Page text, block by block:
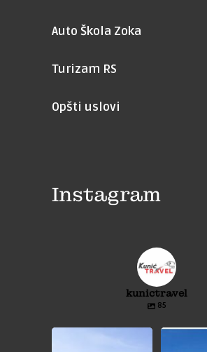
Auto Škola Zoka
Turizam RS
Opšti uslovi
Instagram
kunictravel
85